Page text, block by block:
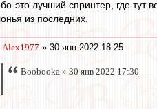
это лучший спринтер, где тут
из последних.
Alex1977 » 30 янв 2022 18:25
Boobooka » 30 янв 2022 17:30